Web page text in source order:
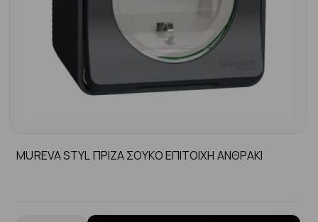
MUREVA STYL ΠΡΙΖΑ ΣΟΥΚΟ ΕΠΙΤΟΙΧΗ ΑΝΘΡΑΚΙ